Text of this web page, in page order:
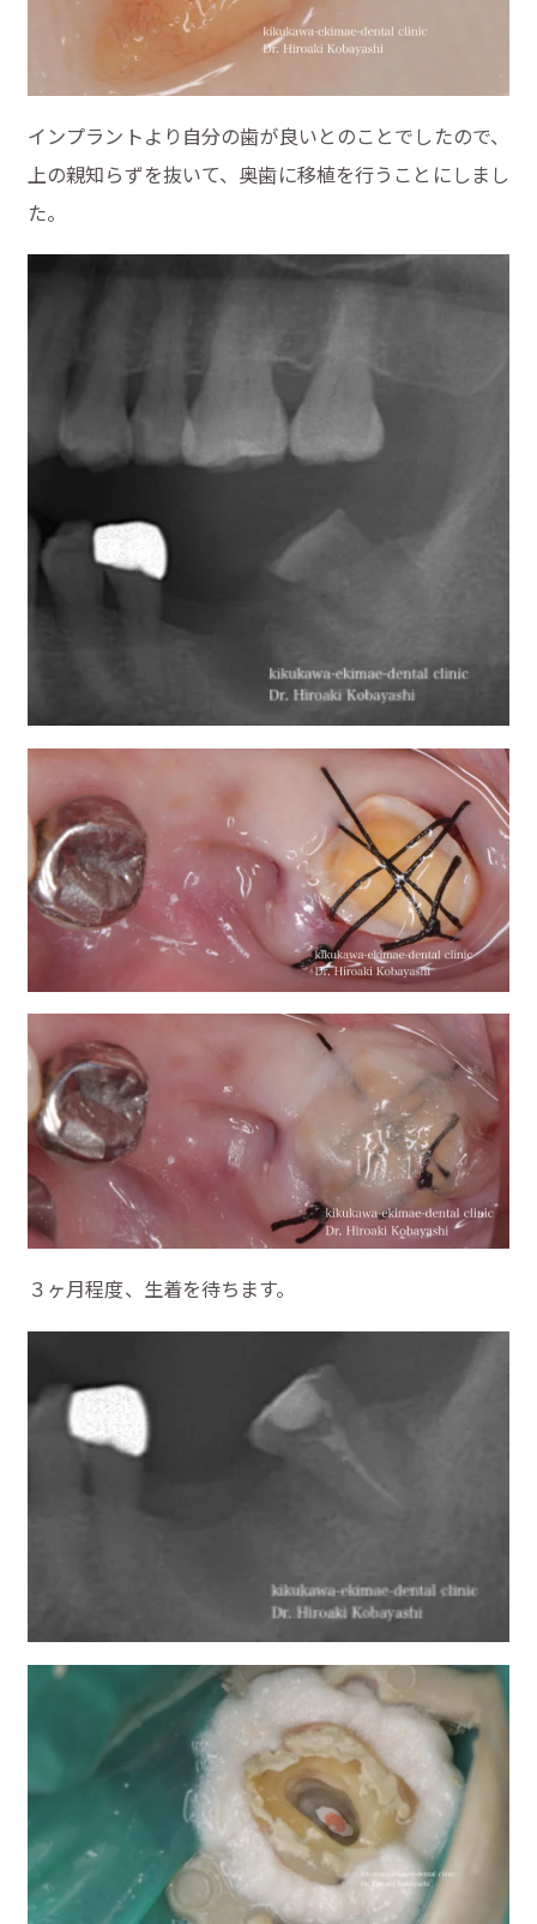
インプラントより自分の歯が良いとのことでしたので、
上の親知らずを抜いて、奥歯に移植を行うことにしまし
た。
３ヶ月程度、生着を待ちます。